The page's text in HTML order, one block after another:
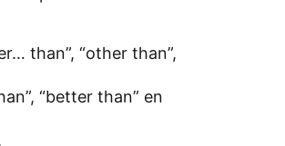
than”, “other than”,
“better than” en